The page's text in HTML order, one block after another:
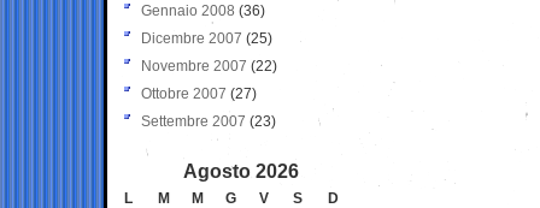
Gennaio 2008 (36)
Dicembre 2007 (25)
Novembre 2007 (22)
Ottobre 2007 (27)
Settembre 2007 (23)
Agosto 2026
L M M G V S
D